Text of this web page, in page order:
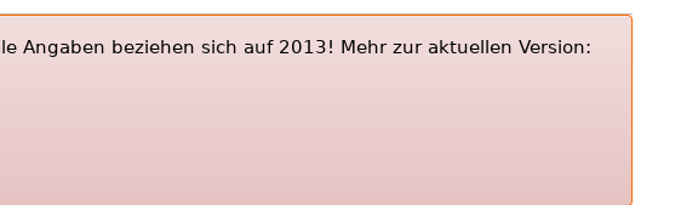
Angaben beziehen sich auf 2013! Mehr zur aktuellen Version: